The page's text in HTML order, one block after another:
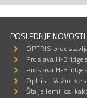
POSLEDNJE NOVOSTI
OPTRIS
Proslava H-
Proslava H-
Optris - Važne
Šta je lemilica,